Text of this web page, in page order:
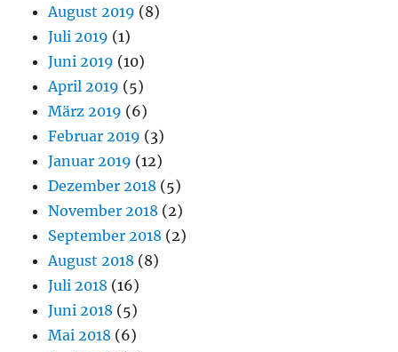
August 2019 (8)
Juli 2019 (1)
Juni 2019 (10)
April 2019 (5)
März 2019 (6)
Februar 2019 (3)
Januar 2019 (12)
Dezember 2018 (5)
November 2018 (2)
September 2018 (2)
August 2018 (8)
Juli 2018 (16)
Juni 2018 (5)
Mai 2018 (6)